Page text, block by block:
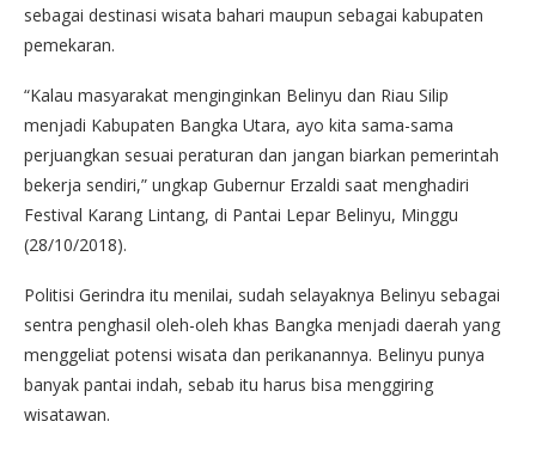
sebagai destinasi wisata bahari maupun sebagai kabupaten
pemekaran.
“Kalau masyarakat menginginkan Belinyu dan Riau Silip
menjadi Kabupaten Bangka Utara, ayo kita sama-sama
perjuangkan sesuai peraturan dan jangan biarkan pemerintah
bekerja sendiri,” ungkap Gubernur Erzaldi saat menghadiri
Festival Karang Lintang, di Pantai Lepar Belinyu, Minggu
(28/10/2018).
Politisi Gerindra itu menilai, sudah selayaknya Belinyu sebagai
sentra penghasil oleh-oleh khas Bangka menjadi daerah yang
menggeliat potensi wisata dan perikanannya. Belinyu punya
banyak pantai indah, sebab itu harus bisa menggiring
wisatawan.